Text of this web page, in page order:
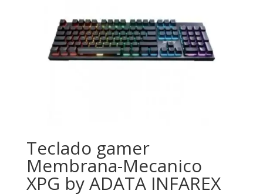
Teclado gamer
Membrana-Mecanico
XPG by ADATA INFAREX